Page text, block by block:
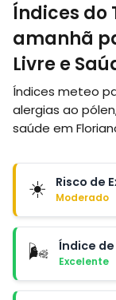
Índices do
amanhã
Livre e
Índices meteo
alergias ao
saúde em
☀️ Risco de
Moderado
🌬️ Índice
Excelente